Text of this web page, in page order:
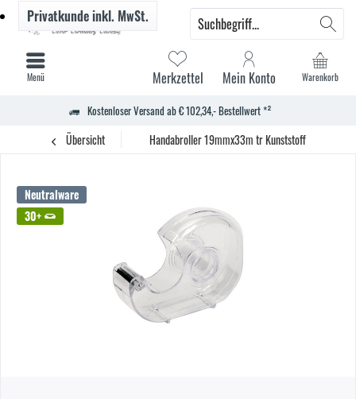
Kostenloser Versand ab € 102,34,- Bestellwert *²
Warenkorb
Merkzettel Mein Konto
Privatkundeinkl. MwSt.
Menü
Übersicht Handabroller 19mmx33m tr Kunststoff unbestückt
Neutralware
30+